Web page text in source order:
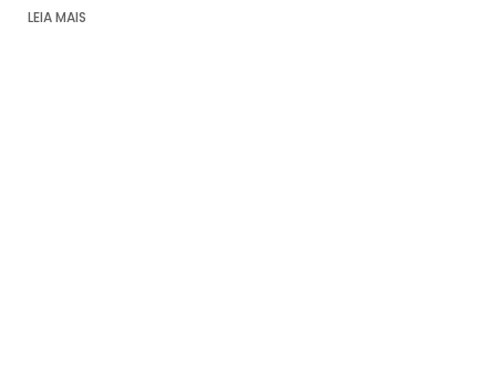
LEIA MAIS